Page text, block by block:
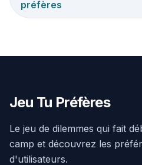
préfères
Jeu Tu Préfères
Le jeu de dilemmes qui fait
camp et découvrez les
d'utilisateurs.